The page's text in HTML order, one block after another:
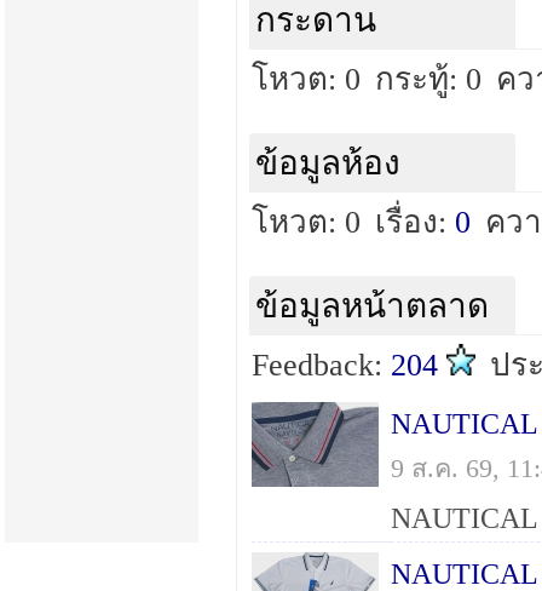
กระดาน
โหวต: 0 กระทู้: 0 ค
ข้อมูลห้อง
โหวต: 0 เรื่อง: 0 คว
ข้อมูลหน้าตลาด
Feedback: 204 ปร
9 ส.ค. 69,